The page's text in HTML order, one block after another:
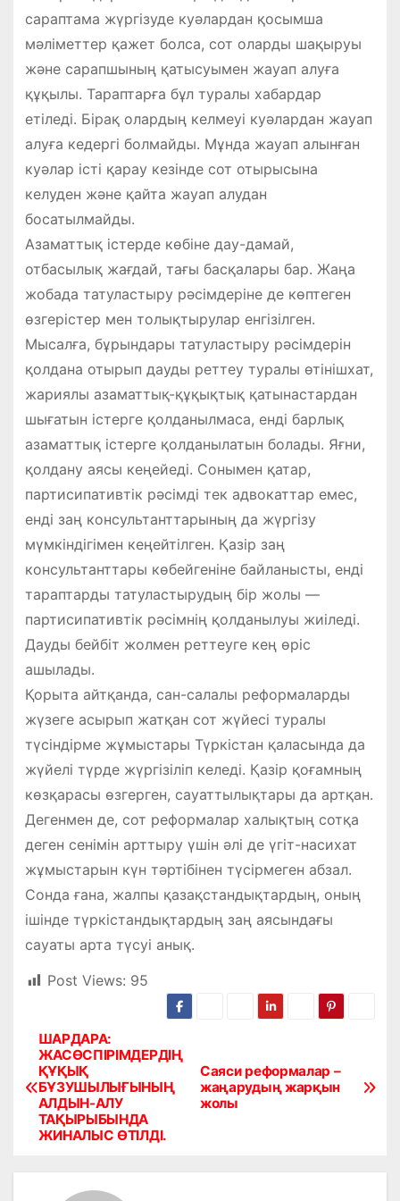
сараптама жүргізуде куәлардан қосымша
мәліметтер қажет болса, сот оларды шақыруы
және сарапшының қатысуымен жауап алуға
құқылы. Тараптарға бұл туралы хабардар
етіледі. Бірақ олардың келмеуі куәлардан жауап
алуға кедергі болмайды. Мұнда жауап алынған
куәлар істі қарау кезінде сот отырысына
келуден және қайта жауап алудан
босатылмайды.
Азаматтық істерде көбіне дау-дамай,
отбасылық жағдай, тағы басқалары бар. Жаңа
жобада татуластыру рәсімдеріне де көптеген
өзгерістер мен толықтырулар енгізілген.
Мысалға, бұрындары татуластыру рәсімдерін
қолдана отырып дауды реттеу туралы өтінішхат,
жариялы азаматтық-құқықтық қатынастардан
шығатын істерге қолданылмаса, енді барлық
азаматтық істерге қолданылатын болады. Яғни,
қолдану аясы кеңейеді. Сонымен қатар,
партисипативтік рәсімді тек адвокаттар емес,
енді заң консультанттарының да жүргізу
мүмкіндігімен кеңейтілген. Қазір заң
консультанттары көбейгеніне байланысты, енді
тараптарды татуластырудың бір жолы —
партисипативтік рәсімнің қолданылуы жиіледі.
Дауды бейбіт жолмен реттеуге кең өріс
ашылады.
Қорыта айтқанда, сан-салалы реформаларды
жүзеге асырып жатқан сот жүйесі туралы
түсіндірме жұмыстары Түркістан қаласында да
жүйелі түрде жүргізіліп келеді. Қазір қоғамның
көзқарасы өзгерген, сауаттылықтары да артқан.
Дегенмен де, сот реформалар халықтың сотқа
деген сенімін арттыру үшін әлі де үгіт-насихат
жұмыстарын күн тәртібінен түсірмеген абзал.
Сонда ғана, жалпы қазақстандықтардың, оның
ішінде түркістандықтардың заң аясындағы
сауаты арта түсуі анық.
Post Views: 95
Н
а
в
Саяси реформалар –
жаңарудың жарқын
жолы
ШАРДАРА:
ЖАСӨСПІРІМДЕРДІҢ
ҚҰҚЫҚ
БҰЗУШЫЛЫҒЫНЫҢ
АЛДЫН-АЛУ
ТАҚЫРЫБЫНДА
ЖИНАЛЫС ӨТІЛДІ.